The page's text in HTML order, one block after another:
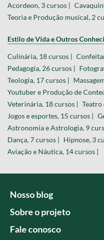
Acordeon, 3 cursos |
Teoria e Produção musical, 2
Estilo de Vida e Outros
Culinária, 18 cursos |
Pedagogia, 26 cursos |
Teologia, 17 cursos |
Youtuber e Produção de
Veterinária, 18 cursos | Teatro
Jogos e esportes, 15 cursos |
Astronomia e Astrologia, 9
Dança, 7 cursos | Hipnose, 3
Aviação e Náutica, 14 cursos |
Nosso blog
Sobre o projeto
Fale conosco